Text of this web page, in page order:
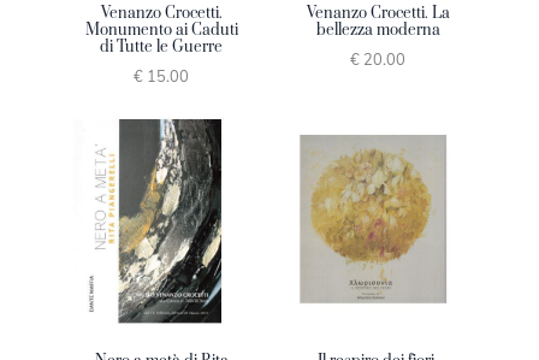
Venanzo Crocetti.
Monumento ai Caduti
di Tutte le Guerre
€ 15.00
Venanzo Crocetti. La
bellezza moderna
€ 20.00